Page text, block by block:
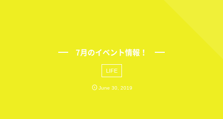
7月のイベント情報！
LIFE
June 30,2019